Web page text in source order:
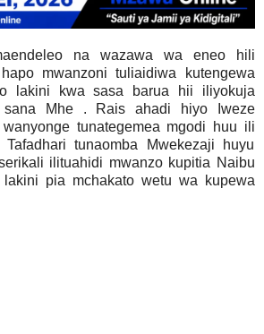
na wazawa wa eneo hili
mwanzoni tuliaidiwa kutengewa
lakini kwa sasa barua hii iliyokuja
sana Mhe . Rais ahadi hiyo Iweze
tunategemea mgodi huu ili
tunaomba Mwekezaji huyu
ilituahidi mwanzo kupitia Naibu
pia mchakato wetu wa kupewa